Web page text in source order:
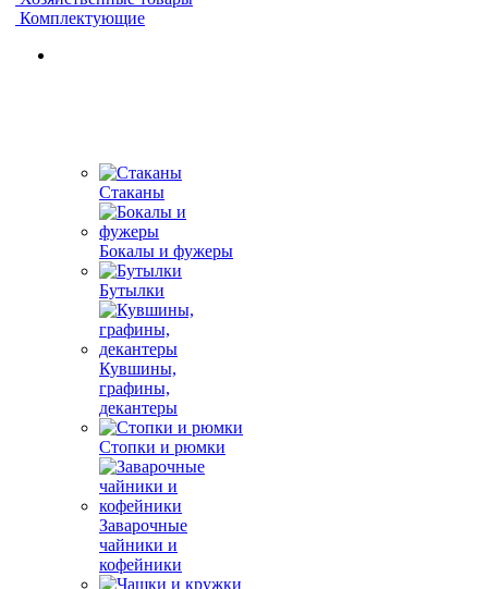
Комплектующие
Стаканы
Бокалы и фужеры
Бутылки
Кувшины,
графины,
декантеры
Стопки и рюмки
Заварочные
чайники и
кофейники